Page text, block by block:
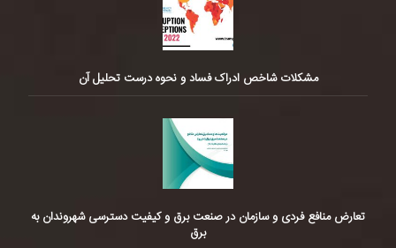
مشکلات شاخص ادراک فساد و نحوه درست تحلیل آن
تعارض منافع فردی و سازمان در صنعت برق و کیفیت دسترسی شهروندان به
برق